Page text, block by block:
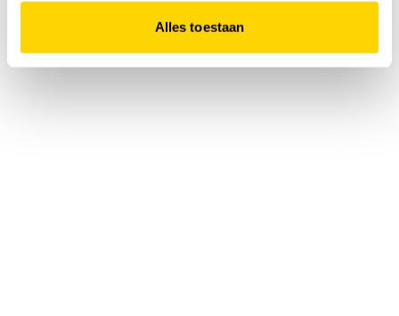
Alles toestaan